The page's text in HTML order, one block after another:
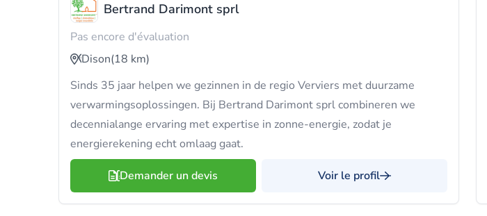
Bertrand Darimont sprl
Pas encore d'évaluation
Dison(18 km)
Sinds 35 jaar helpen we gezinnen in de regio Verviers met duurzame
verwarmingsoplossingen. Bij Bertrand Darimont sprl combineren we
decennialange ervaring met expertise in zonne-energie, zodat je
energierekening echt omlaag gaat.
Demander un devis Voir le profil